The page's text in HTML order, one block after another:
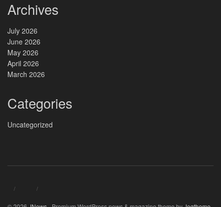
Archives
July 2026
June 2026
May 2026
April 2026
March 2026
Categories
Uncategorized